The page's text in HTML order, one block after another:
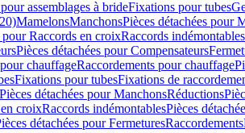
assemblages à brideFixations pour tubes
MamelonsManchonsPièces détachées pour
pour Raccords en croixRaccords indémontables
Pièces détachées pour Compensateurs
chauffageRaccordements pour chauffage
Fixations pour tubesFixations de
Pièces détachées pour ManchonsRéductions
croixRaccords indémontablesPièces
détachées pour FermeturesRaccordements